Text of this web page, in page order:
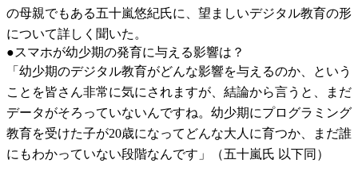
の母親でもある五十嵐悠紀氏に、望ましいデジタル教育の形
について詳しく聞いた。
●スマホが幼少期の発育に与える影響は？
「幼少期のデジタル教育がどんな影響を与えるのか、という
ことを皆さん非常に気にされますが、結論から言うと、まだ
データがそろっていないんですね。幼少期にプログラミング
教育を受けた子が20歳になってどんな大人に育つか、まだ誰
にもわかっていない段階なんです」（五十嵐氏 以下同）